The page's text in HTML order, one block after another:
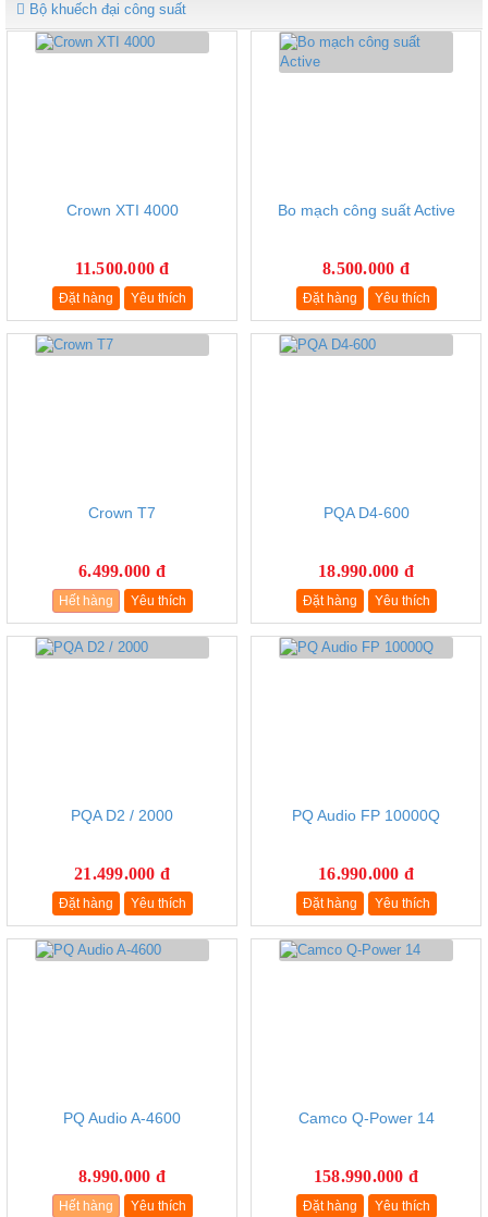
Bộ khuếch đại công suất
Crown XTI 4000
11.500.000 đ
Đặt hàng Yêu thích
Bo mạch công suất Active
8.500.000 đ
Đặt hàng Yêu thích
Crown T7
6.499.000 đ
Hết hàng Yêu thích
PQA D4-600
18.990.000 đ
Đặt hàng Yêu thích
PQA D2 / 2000
21.499.000 đ
Đặt hàng Yêu thích
PQ Audio FP 10000Q
16.990.000 đ
Đặt hàng Yêu thích
PQ Audio A-4600
8.990.000 đ
Hết hàng Yêu thích
Camco Q-Power 14
158.990.000 đ
Đặt hàng Yêu thích